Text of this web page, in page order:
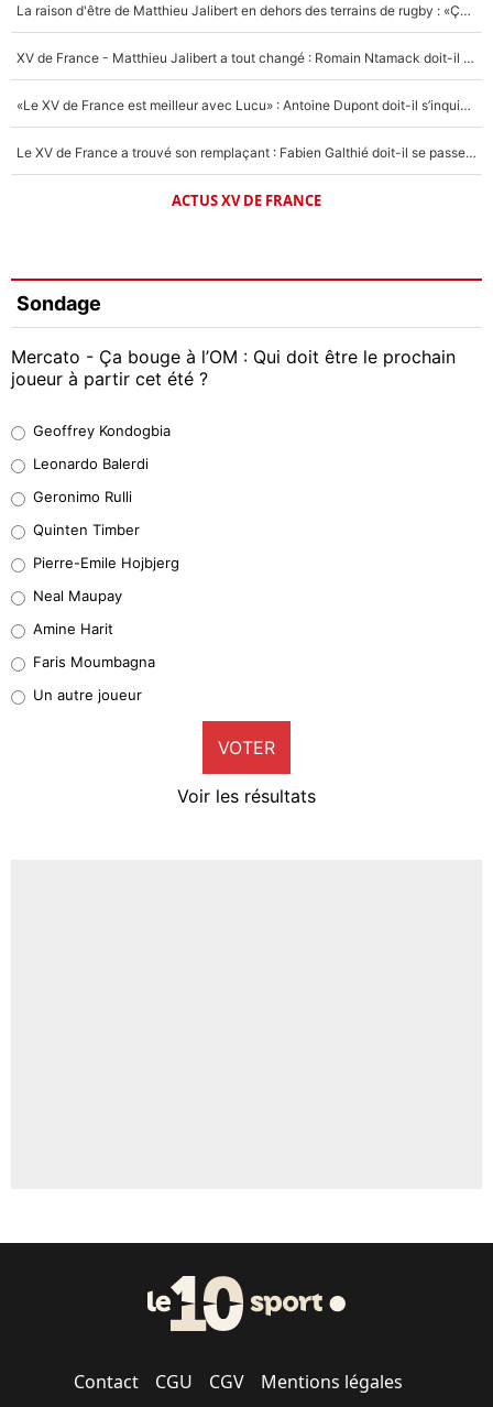
La raison d'être de Matthieu Jalibert en dehors des terrains de rugby : «Ça m'atteint autant que si tu touches à un membre de ma famille»
XV de France - Matthieu Jalibert a tout changé : Romain Ntamack doit-il s’inquiéter pour sa place à un an de la Coupe du monde ?
«Le XV de France est meilleur avec Lucu» : Antoine Dupont doit-il s’inquiéter pour sa place ?
Le XV de France a trouvé son remplaçant : Fabien Galthié doit-il se passer d'Antoine Dupont ?
ACTUS XV DE FRANCE
Sondage
Mercato - Ça bouge à l’OM : Qui doit être le prochain
joueur à partir cet été ?
38%
32%
5%
1%
9%
Geoffrey Kondogbia
Leonardo Balerdi
Geronimo Rulli
Quinten Timber
Pierre-Emile Hojbjerg
Neal Maupay
Amine Harit
Faris Moumbagna
Un autre joueur
VOTER
Voir les résultats
Contact CGU CGV Mentions légales